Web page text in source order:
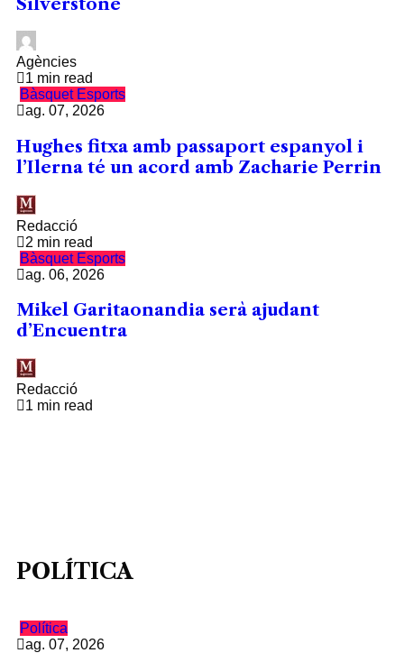
Agències
1 min read
Bàsquet Esports
ag. 07, 2026
Hughes fitxa amb passaport espanyol i
l’Ilerna té un acord amb Zacharie Perrin
Redacció
2 min read
Bàsquet Esports
ag. 06, 2026
Mikel Garitaonandia serà ajudant
d’Encuentra
Redacció
1 min read
POLÍTICA
Política
ag. 07, 2026